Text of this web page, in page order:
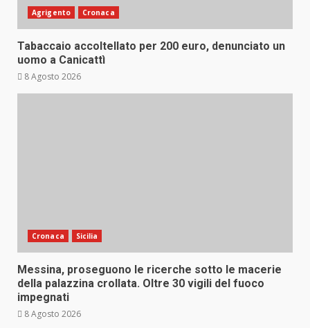
Agrigento Cronaca
Tabaccaio accoltellato per 200 euro, denunciato un
uomo a Canicattì
8 Agosto 2026
Cronaca Sicilia
Messina, proseguono le ricerche sotto le macerie
della palazzina crollata. Oltre 30 vigili del fuoco
impegnati
8 Agosto 2026